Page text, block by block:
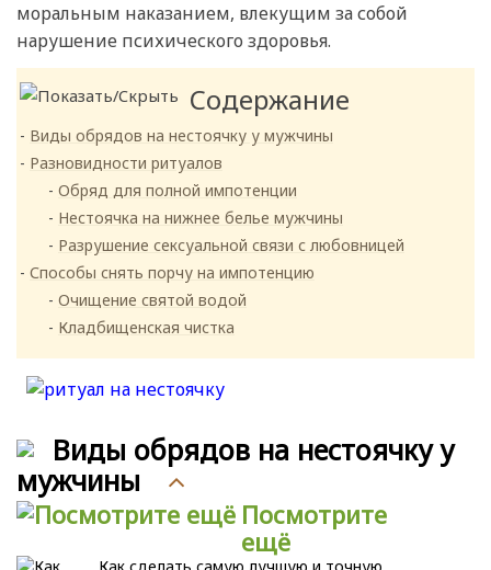
моральным наказанием, влекущим за собой
нарушение психического здоровья.
Содержание
Виды обрядов на нестоячку у мужчины
Разновидности ритуалов
Обряд для полной импотенции
Нестоячка на нижнее белье мужчины
Разрушение сексуальной связи с любовницей
Способы снять порчу на импотенцию
Очищение святой водой
Кладбищенская чистка
Виды обрядов на нестоячку у
мужчины
Посмотрите
ещё